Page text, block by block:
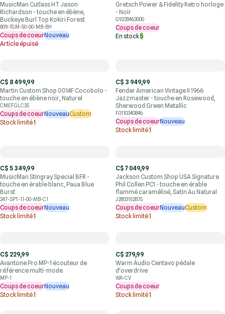
MusicMan Cutlass HT Jason
Richardson - touche en ébène,
Buckeye Burl Top Kokiri Forest
809-TGM-50-00-MB-BH
Coups de coeurNouveau
Article épuisé
Gretsch Power & Fidelity Retro horloge
- Noir
G9228463000
Coups de coeur
En stock5
C$ 8 499,99
Martin Custom Shop 0014F Cocobolo -
touche en ébène noir, Naturel
CMEFGLC25
Coups de coeurNouveauCustom
Stock limité1
C$ 3 949,99
Fender American Vintage II 1966
Jazzmaster - touche en Rosewood,
Sherwood Green Metallic
F0110340846
Coups de coeurNouveau
Stock limité1
C$ 5 349,99
MusicMan Stingray Special BFR -
touche en érable blanc, Paua Blue
Burst
247-SPT-11-00-MB-C1
Coups de coeurNouveau
Stock limité1
C$ 7 049,99
Jackson Custom Shop USA Signature
Phil Collen PC1 - touche en érable
flammé caramélisé, Satin Au Natural
J2803152875
Coups de coeurNouveauCustom
Stock limité1
C$ 229,99
Avantone Pro MP-1 écouteur de
référence multi-mode
MP-1
Coups de coeurNouveau
Stock limité1
C$ 279,99
Warm Audio Centavo pédale
d'overdrive
WA-CV
Coups de coeur
Stock limité1